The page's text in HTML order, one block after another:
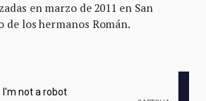
en marzo de 2011 en San
de los hermanos Román.